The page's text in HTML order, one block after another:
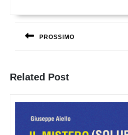
Navigazione
articoli
PROSSIMO
Related Post